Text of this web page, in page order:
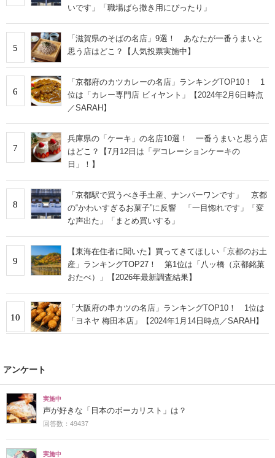
いです」「職場ばら撒き用にぴったり」
5
「滋賀県のそばの名店」9選！ あなたが一番うまいと
思う店はどこ？【人気投票実施中】
6
「京都府のカツカレーの名店」ランキングTOP10！ 1
位は「カレー専門店 ビィヤント」【2024年2月6日時点
／SARAH】
7
兵庫県の「ケーキ」の名店10選！ 一番うまいと思う店
はどこ？【7月12日は「デコレーションケーキの
日」！】
8
「京都駅で買うべき手土産、ナンバーワンです」 京都
の“かわいすぎるお菓子”に反響 「一目惚れです」「変
な声出た」「まとめ買いする」
9
【東海在住者に聞いた】買ってきてほしい「京都のお土
産」ランキングTOP27！ 第1位は「八ッ橋（京都銘菓
おたべ）」【2026年最新調査結果】
10
「大阪府の串カツの名店」ランキングTOP10！ 1位は
「ヨネヤ 梅田本店」【2024年1月14日時点／SARAH】
アンケート
実施中
声が好きな「日本のボーカリスト」は？
回答数：49437
実施中